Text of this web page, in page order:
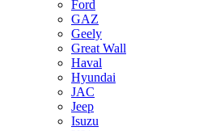
Ford
GAZ
Geely
Great Wall
Haval
Hyundai
JAC
Jeep
Isuzu